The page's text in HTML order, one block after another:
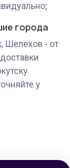
города
Шелехов - от
у